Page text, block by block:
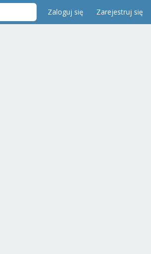
Zaloguj się Zarejestruj się